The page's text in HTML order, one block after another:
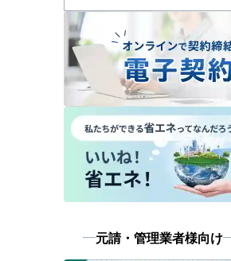
元請・管理業者様向け